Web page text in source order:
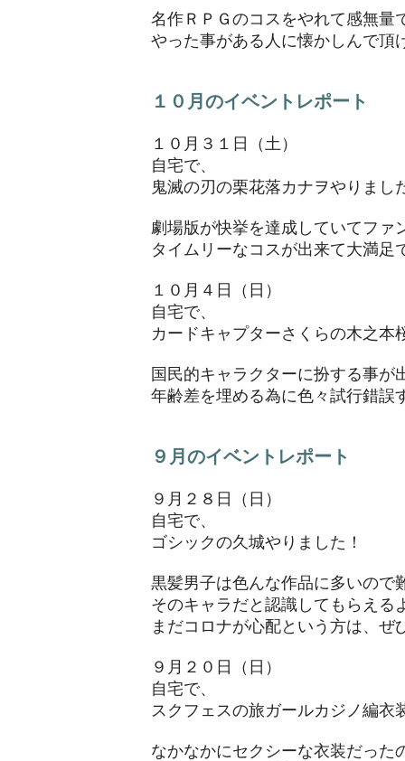
名作ＲＰＧのコスをやれて感無量
やった事がある人に懐かしんで頂
１０月のイベントレポート
１０月３１日（土）
自宅で、
鬼滅の刃の栗花落カナヲやりまし
劇場版が快挙を達成していてファ
タイムリーなコスが出来て大満足
１０月４日（日）
自宅で、
カードキャプターさくらの木之本
国民的キャラクターに扮する事が
年齢差を埋める為に色々試行錯誤
９月のイベントレポート
９月２８日（日）
自宅で、
ゴシックの久城やりました！
黒髪男子は色んな作品に多いので
そのキャラだと認識してもらえる
まだコロナが心配という方は、
９月２０日（日）
自宅で、
スクフェスの旅ガールカジノ編衣
なかなかにセクシーな衣装だった